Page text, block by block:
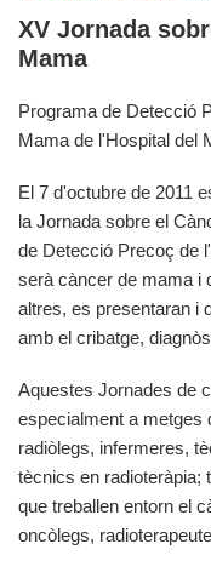
XV Jornada
Mama
Programa de Detecció
Mama de l'Hospital del
El 7 d'octubre de 2011
la Jornada sobre el
de Detecció Precoç de
serà càncer de mama i
altres, es presentaran i
amb el cribatge,
Aquestes Jornades de
especialment a metges
radiòlegs, infermeres,
tècnics en radioteràpia;
que treballen entorn el
oncòlegs,